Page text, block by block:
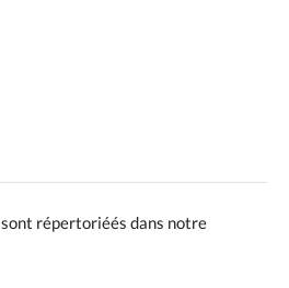
répertoriéés dans notre